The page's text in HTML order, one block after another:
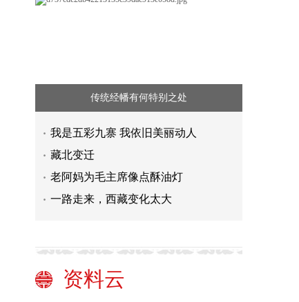
传统经幡有何特别之处
我是五彩九寨 我依旧美丽动人
藏北变迁
老阿妈为毛主席像点酥油灯
一路走来，西藏变化太大
资料云